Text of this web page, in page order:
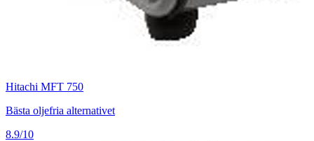
Hitachi MFT 750
Bästa oljefria alternativet
8.9/10